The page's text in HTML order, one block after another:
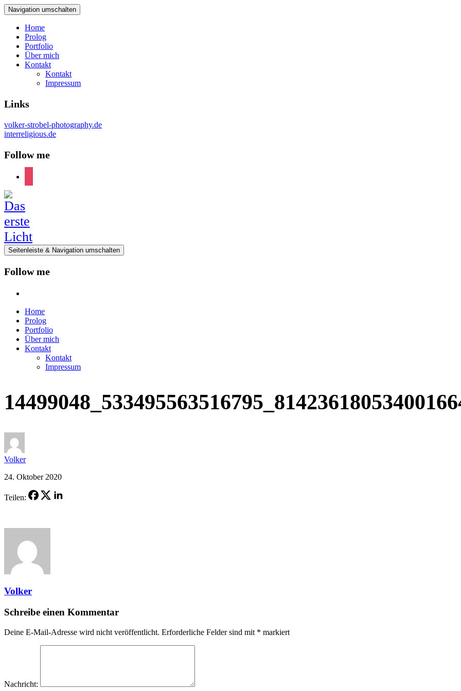
Navigation umschalten
Home
Prolog
Portfolio
Über mich
Kontakt
Kontakt
Impressum
Links
volker-strobel-photography.de
interreligious.de
Follow me
Seitenleiste & Navigation umschalten
Follow me
Home
Prolog
Portfolio
Über mich
Kontakt
Kontakt
Impressum
Volker
24. Oktober 2020
Teilen:
Volker
Schreibe einen Kommentar
Deine E-Mail-Adresse wird nicht veröffentlicht. Erforderliche Felder sind mit * markiert
Nachricht: